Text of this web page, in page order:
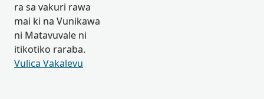
ra sa vakuri rawa
mai ki na Vunikawa
ni Matavuvale ni
itikotiko raraba.
Vulica Vakalevu